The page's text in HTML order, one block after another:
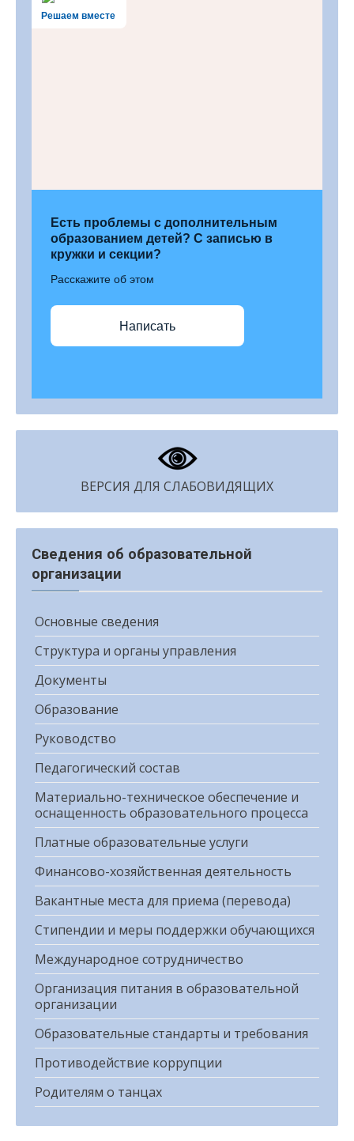
Решаем вместе
Есть проблемы с дополнительным
образованием детей? С записью в
кружки и секции?
Расскажите об этом
Написать
ВЕРСИЯ ДЛЯ СЛАБОВИДЯЩИХ
Сведения об образовательной
организации
Основные сведения
Структура и органы управления
Документы
Образование
Руководство
Педагогический состав
Материально-техническое обеспечение и
оснащенность образовательного процесса
Платные образовательные услуги
Финансово-хозяйственная деятельность
Вакантные места для приема (перевода)
Стипендии и меры поддержки обучающихся
Международное сотрудничество
Организация питания в образовательной
организации
Образовательные стандарты и требования
Противодействие коррупции
Родителям о танцах